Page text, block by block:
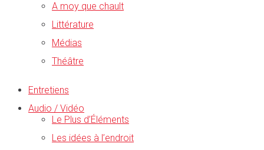
A moy que chault
Littérature
Médias
Théâtre
Entretiens
Audio / Vidéo
Le Plus d’Éléments
Les idées à l’endroit